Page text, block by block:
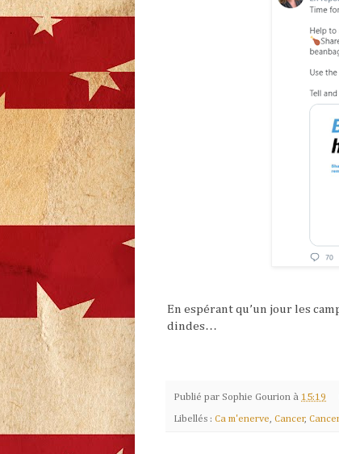
En espérant qu’un jour les
dindes…
Publié par Sophie Gourion à 15:19
Libellés : Ca m'enerve, Cancer,